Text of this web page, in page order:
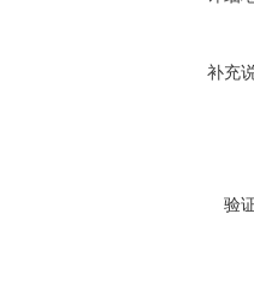
补充
验